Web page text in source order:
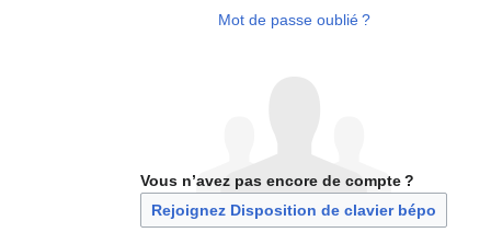
Mot de passe oublié ?
Vous n’avez pas encore de compte ?
Rejoignez Disposition de clavier bépo